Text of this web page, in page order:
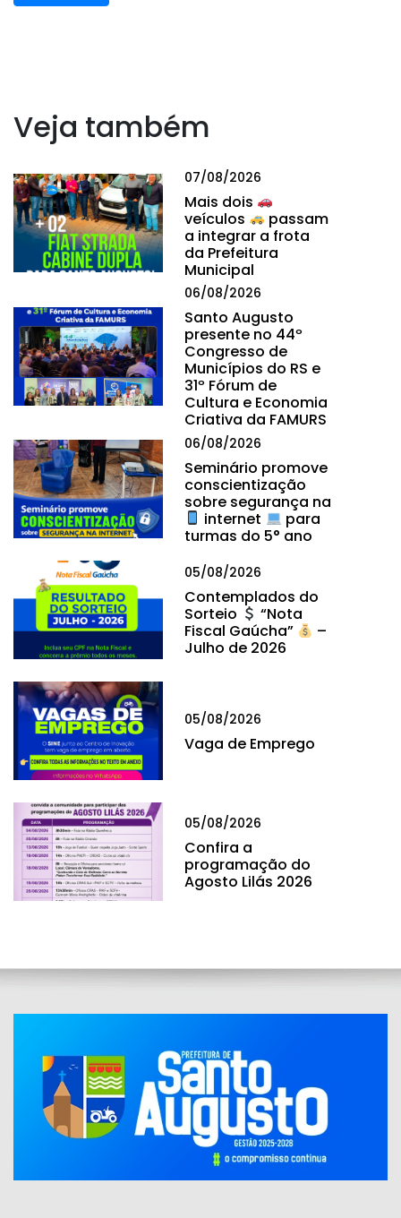
Veja também
07/08/2026
Mais dois
veículos
passam
a integrar a frota
da Prefeitura
Municipal
06/08/2026
Santo Augusto
presente no 44º
Congresso de
Municípios do RS e
31º Fórum de
Cultura e Economia
Criativa da FAMURS
06/08/2026
Seminário promove
conscientização
sobre segurança na
internet
para
turmas do 5° ano
05/08/2026
Contemplados do
Sorteio
“Nota
Fiscal Gaúcha”
–
Julho de 2026
05/08/2026
Vaga de Emprego
05/08/2026
Confira a
programação do
Agosto Lilás 2026